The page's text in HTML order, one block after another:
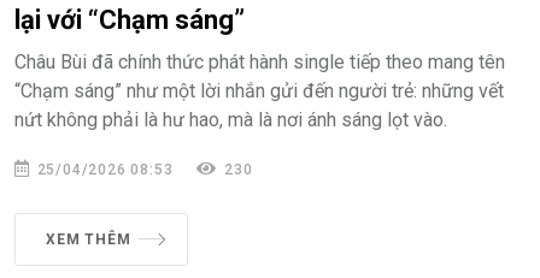
lại với “Chạm sáng”
Châu Bùi đã chính thức phát hành single tiếp theo mang tên
“Chạm sáng” như một lời nhắn gửi đến người trẻ: những vết
nứt không phải là hư hao, mà là nơi ánh sáng lọt vào.
25/04/2026 08:53 230
XEM THÊM